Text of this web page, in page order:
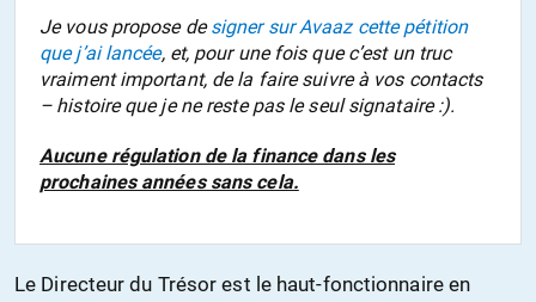
CONTACTER
FAIRE UN
Je vous propose designer sur Avaaz cette pétition
que j’ai lancée, et, pour une fois que c’est un truc
vraiment important, de la faire suivre à vos contacts
– histoire que je ne reste pas le seul signataire :).
Aucune régulation de la finance dans les
prochaines années sans cela.
Le Directeur du Trésor est le haut-fonctionnaire en